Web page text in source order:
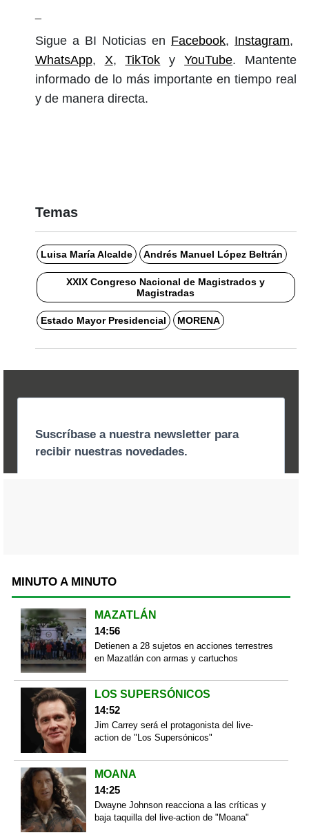
Sigue a BI Noticias en Facebook, Instagram,
WhatsApp, X,TikTok yYouTube. Mantente
informado de lo más importante en tiempo real
y de manera directa.
Temas
Luisa María Alcalde Andrés Manuel López Beltrán
XXIX Congreso Nacional de Magistrados y
Magistradas
Estado Mayor Presidencial MORENA
MINUTO A MINUTO
MAZATLÁN
14:56
Detienen a 28 sujetos en acciones terrestres
en Mazatlán con armas y cartuchos
LOS SUPERSÓNICOS
14:52
Jim Carrey será el protagonista del live-
action de "Los Supersónicos"
MOANA
14:25
Dwayne Johnson reacciona a las críticas y
baja taquilla del live-action de "Moana"